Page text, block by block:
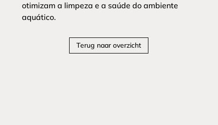
otimizam a limpeza e a saúde do ambiente
aquático.
Terug naar overzicht